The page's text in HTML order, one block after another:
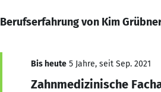
Berufserfahrung von Kim
Bis heute 5 Jahre, seit Sep. 2021
Zahnmedizinische